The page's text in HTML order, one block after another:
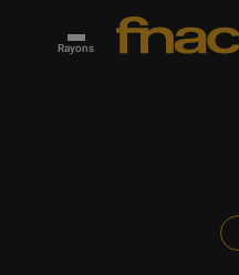
Rayons